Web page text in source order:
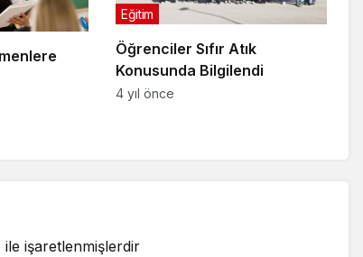
Öğrenciler Sıfır Atık
Konusunda Bilgilendi
Eğitim
4 yıl önce
ile işaretlenmişlerdir